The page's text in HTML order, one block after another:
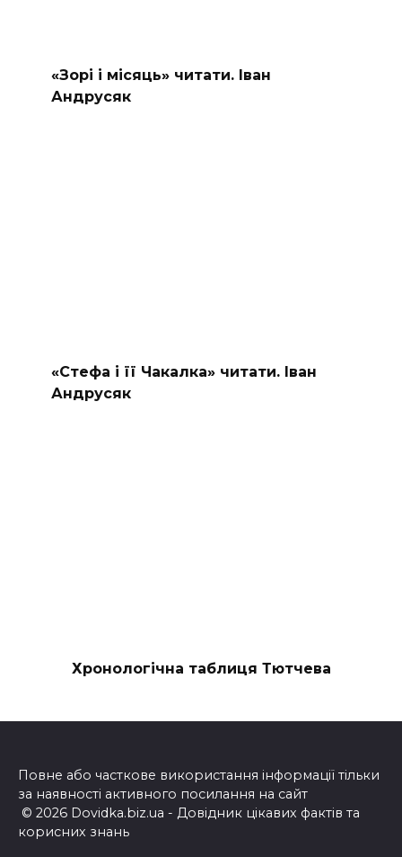
«Зорі і місяць» читати. Іван
Андрусяк
«Стефа і її Чакалка» читати. Іван
Андрусяк
Хронологічна таблиця Тютчева
Повне або часткове використання інформації тільки
за наявності активного посилання на сайт
© 2026 Dovidka.biz.ua - Довідник цікавих фактів та
корисних знань